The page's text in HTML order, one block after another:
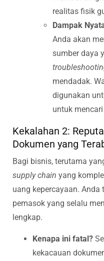
realitas fisik
Dampak
Anda akan
sumber daya
mendadak.
digunakan
untuk
Kekalahan 2:
Dokumen yang
Bagi bisnis, terutama
supply chain yang
uang kepercayaan. Anda
pemasok yang selalu
lengkap.
Kenapa ini fatal?
kekacauan